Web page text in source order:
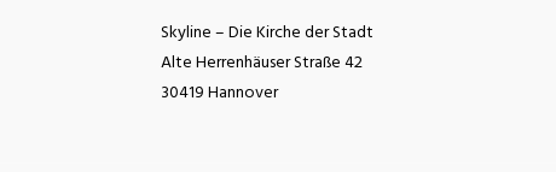
Skyline – Die Kirche der Stadt
Alte Herrenhäuser Straße 42
30419 Hannover